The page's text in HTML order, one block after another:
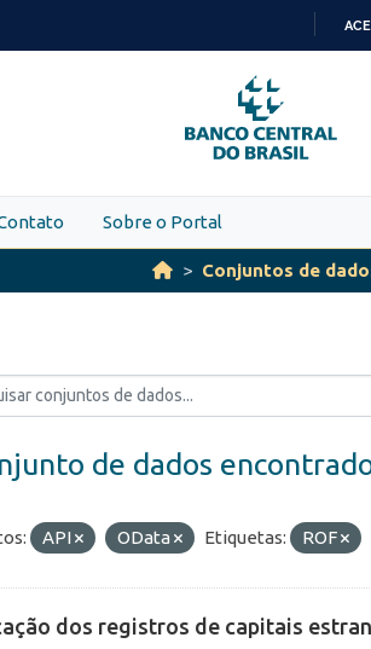
PARA
O
CONTEÚDO
Sobre o Portal
Conjuntos de
de dados
API OData Etiquetas: ROF
dos registros de capitais